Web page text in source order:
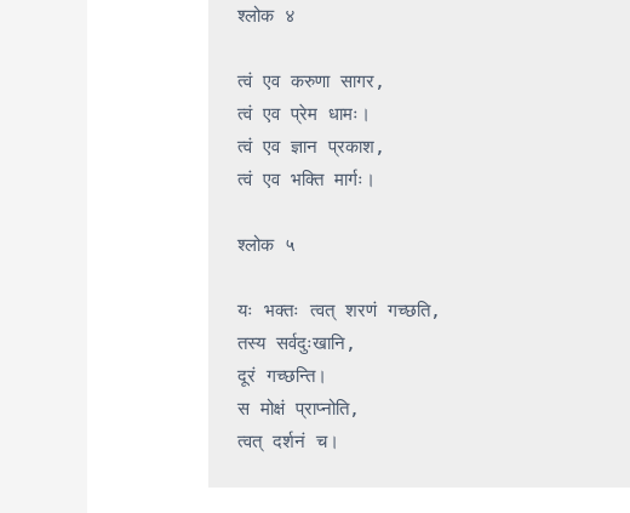
श्लोक ४
त्वं एव करुणा सागर,
त्वं एव प्रेम धामः।
त्वं एव ज्ञान प्रकाश,
त्वं एव भक्ति मार्गः।
श्लोक ५
यः भक्तः त्वत् शरणं गच्छति,
तस्य सर्वदुःखानि,
दूरं गच्छन्ति।
स मोक्षं प्राप्नोति,